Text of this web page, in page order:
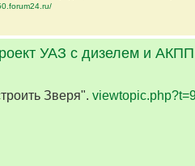
УАЗ с дизелем и АКПП
Зверя".